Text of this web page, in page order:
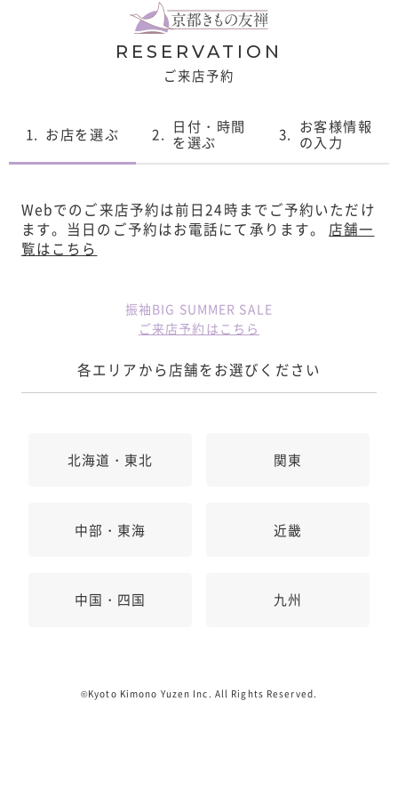
RESERVATION
ご来店予約
1. お店を選ぶ 2. 日付・時間
を選ぶ 3. お客様情報
の入力
Webでのご来店予約は前日24時までご予約いただけ
ます。 当日のご予約はお電話にて承ります。 店舗一
覧はこちら
振袖BIG SUMMER SALE
ご来店予約はこちら
各エリアから店舗をお選びください
北海道・東北 関東
中部・東海 近畿
中国・四国 九州
©Kyoto Kimono Yuzen Inc. All Rights Reserved.